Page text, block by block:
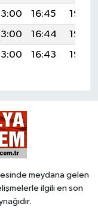
16:45
19:46
16:44
19:45
16:43 19:43
meydana gelen
ilgili en son